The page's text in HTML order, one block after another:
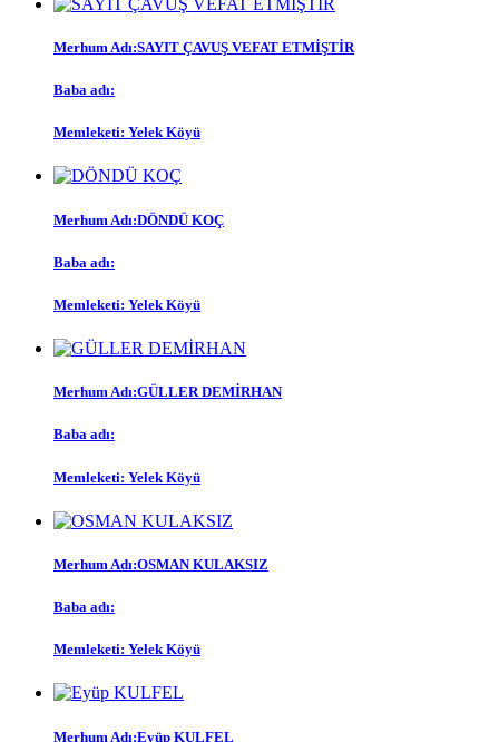
Merhum Adı:SAYIT ÇAVUŞ VEFAT ETMİŞTİR
Baba adı:
Memleketi: Yelek Köyü
Merhum Adı:DÖNDÜ KOÇ
Baba adı:
Memleketi: Yelek Köyü
Merhum Adı:GÜLLER DEMİRHAN
Baba adı:
Memleketi: Yelek Köyü
Merhum Adı:OSMAN KULAKSIZ
Baba adı:
Memleketi: Yelek Köyü
Merhum Adı:Eyüp KULFEL